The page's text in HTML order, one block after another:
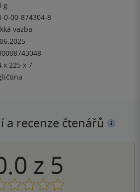
g
0-00-874304-8
vazba
x 225 x 7
a recenze čtenářů
z 5